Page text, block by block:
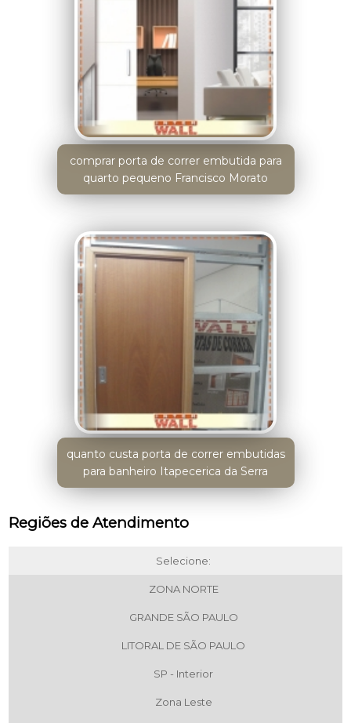
comprar porta de correr embutida para
quarto pequeno Francisco Morato
quanto custa porta de correr embutidas
para banheiro Itapecerica da Serra
Regiões de Atendimento
Selecione:
ZONA NORTE
GRANDE SÃO PAULO
LITORAL DE SÃO PAULO
SP - Interior
Zona Leste